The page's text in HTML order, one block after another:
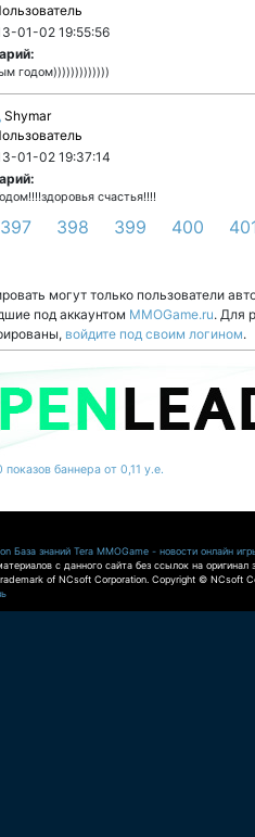
01-02 19:55:56
годом)))))))))))))
Shymar
01-02 19:37:14
счастья!!!!
397 398 399 400
могут только пользователи
под аккаунтом MMOGame.ru. Для
войдите под своим логином.
показов баннера от 0,11 у.е.
База знаний Tera MMOGame - новости онлайн
с данного сайта без ссылок на оригинал
of NCsoft Corporation. Copyright © NCsoft